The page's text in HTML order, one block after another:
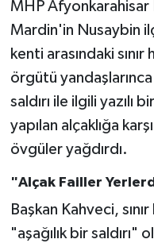
MHP Afyonkarahisar
Mardin'in Nusaybin
kenti arasındaki
örgütü yandaşlarınca
saldırı ile ilgili yazılı
yapılan alçaklığa
övgüler yağdırdı.
"Alçak Failler
Başkan Kahveci,
"aşağılık bir